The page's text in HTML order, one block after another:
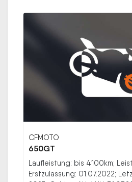
CFMOTO
650GT
Laufleistung: bis 4100km;
Erstzulassung: 01.07.2022;